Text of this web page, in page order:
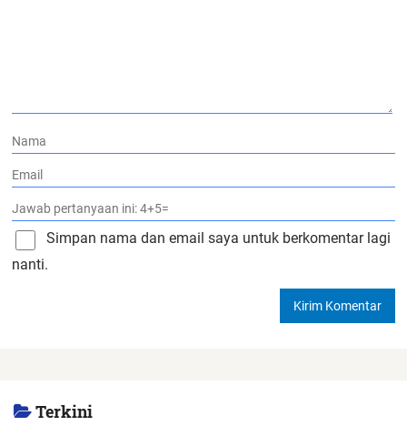
Simpan nama dan email saya untuk berkomentar lagi
nanti.
Terkini